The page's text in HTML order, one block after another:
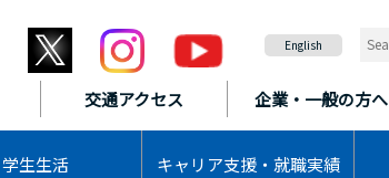
交通アクセス 企業・一般の方へ
学生生活 キャリア支援・ 就職実績
English